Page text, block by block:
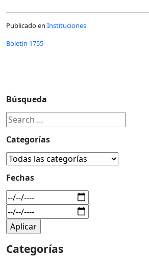
Publicado en Instituciones
Boletín 1755
Búsqueda
Categorías
Fechas
Categorías